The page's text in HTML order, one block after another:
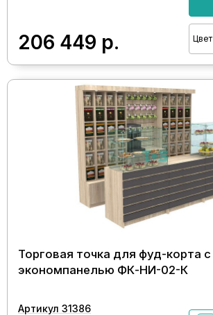
206 449 р. Цвет
Торговая точка для фуд-корта с
экономпанелью ФК-НИ-02-К
Артикул 31386